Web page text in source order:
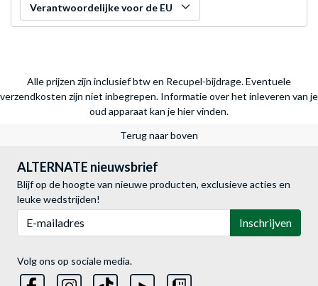
Verantwoordelijke voor de EU
Alle prijzen zijn inclusief btw en Recupel-bijdrage. Eventuele
verzendkosten zijn niet inbegrepen. Informatie over het inleveren van je
oud apparaat kan je hier vinden.
Terug naar boven
ALTERNATE nieuwsbrief
Blijf op de hoogte van nieuwe producten, exclusieve acties en
leuke wedstrijden!
Inschrijven
Volg ons op sociale media.